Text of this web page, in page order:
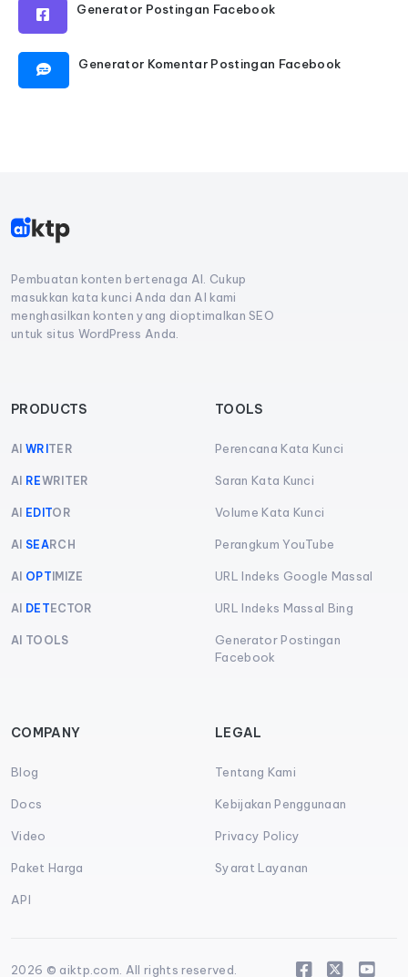
Generator Postingan Facebook
Generator Komentar Postingan Facebook
Pembuatan konten bertenaga AI. Cukup
masukkan kata kunci Anda dan AI kami
menghasilkan konten yang dioptimalkan SEO
untuk situs WordPress Anda.
PRODUCTS
AI WRI TER
AI REWRITER
AI EDITOR
AI SEARCH
AI OPT IMIZE
AI DET ECTOR
AI TOOLS
TOOLS
Perencana Kata Kunci
Saran Kata Kunci
Volume Kata Kunci
Perangkum YouTube
URL Indeks Google Massal
URL Indeks Massal Bing
Generator Postingan
Facebook
COMPANY
Blog
Docs
Video
Paket Harga
API
LEGAL
Tentang Kami
Kebijakan Penggunaan
Privacy Policy
Syarat Layanan
2026 © aiktp.com. All rights reserved.